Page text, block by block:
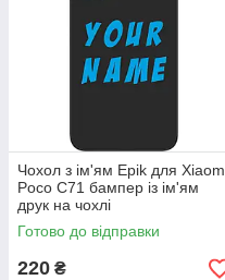
Чохол з ім'ям Epik для
Poco C71 бампер із ім'ям
друк на чохлі
Готово до відправки
220 ₴